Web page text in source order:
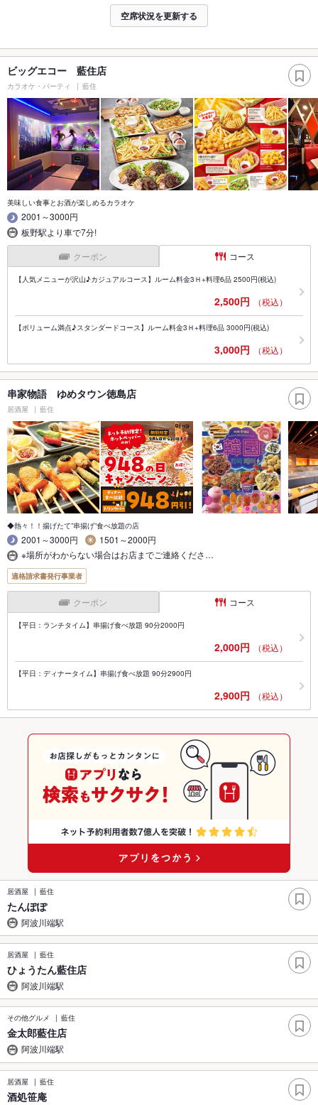
空席状況を更新する
ビッグエコー 藍住店
カラオケ・パーティ 藍住
美味しい食事とお酒が楽しめるカラオケ
2001～3000円
板野駅より車で7分!
クーポン コース
【人気メニューが沢山♪カジュアルコース】ルーム料金3Ｈ+料理6品 2500円(税込)
2,500円 （税込）
【ボリューム満点♪スタンダードコース】ルーム料金3Ｈ+料理6品 3000円(税込)
3,000円 （税込）
串家物語 ゆめタウン徳島店
居酒屋 藍住
◆熱々！！揚げたて”串揚げ”食べ放題の店
2001～3000円
1501～2000円
※場所がわからない場合はお店までご連絡くださ…
適格請求書発行事業者
クーポン コース
【平日：ランチタイム】串揚げ食べ放題 90分2000円
2,000円 （税込）
【平日：ディナータイム】串揚げ食べ放題 90分2900円
2,900円 （税込）
居酒屋 藍住
たんぽぽ
阿波川端駅
居酒屋 藍住
ひょうたん藍住店
阿波川端駅
その他グルメ 藍住
金太郎藍住店
阿波川端駅
居酒屋 藍住
酒処笹庵